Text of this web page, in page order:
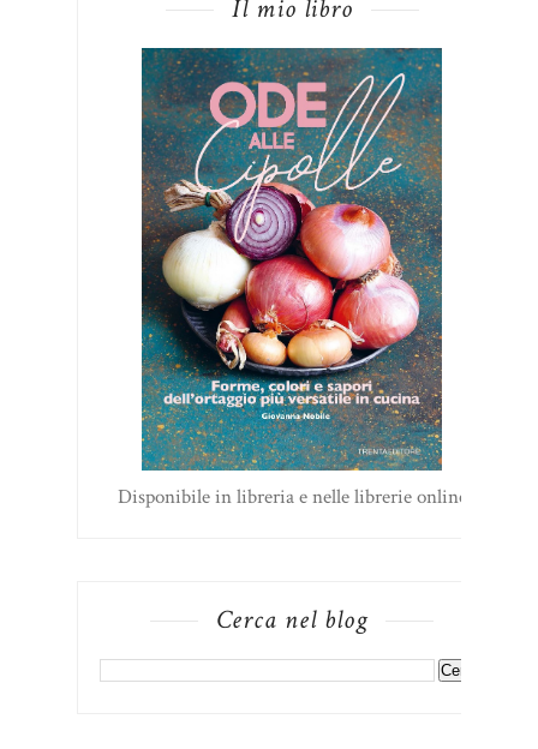
Il mio libro
Disponibile in libreria e nelle librerie online
Cerca nel blog